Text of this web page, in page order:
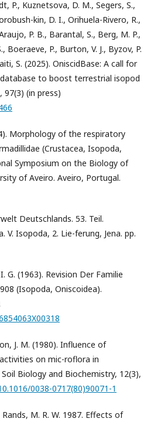
P., Kuznetsova, D. M., Segers, S.,
kin, D. I., Orihuela-Rivero, R.,
P. B., Barantal, S., Berg, M. P.,
Boeraeve, P., Burton, V. J., Byzov, P.
S. (2025). OniscidBase: A call for
to boost terrestrial isopod
97(3) (in press)
Morphology of the respiratory
(Crustacea, Isopoda,
Symposium on the Biology of
of Aveiro. Aveiro, Portugal.
Deutschlands. 53. Teil.
V. Isopoda, 2. Lie-ferung, Jena. pp.
G. (1963). Revision Der Familie
(Isopoda, Oniscoidea).
J. M. (1980). Influence of
on mic-roflora in
Biology and Biochemistry, 12(3),
0038-0717(80)90071-1
Rands, M. R. W. 1987. Effects of